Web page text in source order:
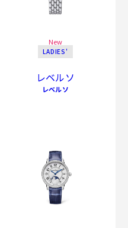
New
LADIES'
レベルソ
レベルソ